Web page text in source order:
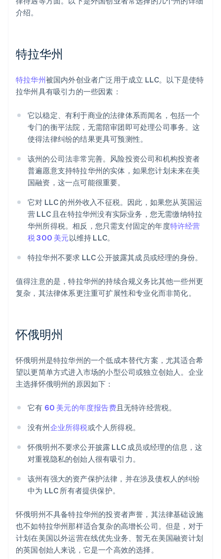
介绍。
特拉华州
特拉华州被国内外创业者广泛用于成立 LLC。以下是使特
拉华州具有吸引力的一些因素：
它以稳定、有利于商业的法律体系而闻名，包括一个
专门的衡平法院，无需陪审团即可处理公司事务。这
使得法律纠纷的结果更具可预测性。
该州的公司法非常完善。风险投资公司和机构投资者
普遍愿意支持特拉华州的实体，如果您计划未来在美
国融资，这一点可能很重要。
它对 LLC 的州外收入不征税。因此，如果您从英国运
营 LLC 且在特拉华州没有实际业务，您无需缴纳特拉
华州所得税。相反，您只需支付固定的年度特许经营
税 300 美元以维持 LLC。
特拉华州不要求 LLC 公开披露其成员或经理的身份。
值得注意的是，特拉华州的持续合规义务比其他一些州更
复杂，其法律体系更注重可扩展性和专业化而非简化。
怀俄明州
怀俄明州是特拉华州的一个低成本替代方案，尤其适合希
望以更简单方式进入市场的小型公司或独立创始人。企业
主选择怀俄明州的原因如下：
它有 60 美元的年度报告费且无特许经营税。
没有州企业所得税或个人所得税。
怀俄明州不要求公开披露 LLC 成员或经理的信息，这
对重视隐私的创始人很有吸引力。
该州有强大的资产保护法律，并在涉及债权人的纠纷
中为 LLC 所有者提供保护。
怀俄明州不具备特拉华州的投资者声誉，其法律基础设施
也不如特拉华州那样适合复杂的高增长公司。但是，对于
计划在美国以外运营在线优先业务、暂无在美国融资计划
的英国创始人来说，它是一个高效的选择。